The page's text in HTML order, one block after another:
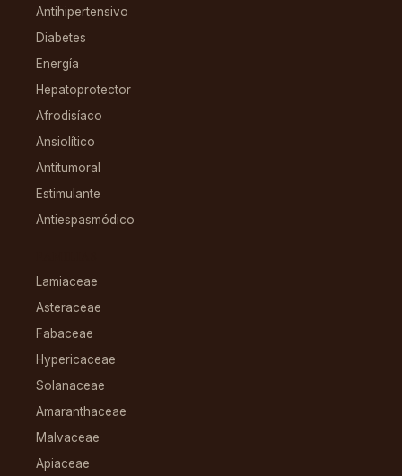
Antihipertensivo
Diabetes
Energía
Hepatoprotector
Afrodisíaco
Ansiolítico
Antitumoral
Estimulante
Antiespasmódico
Lamiaceae
Asteraceae
Fabaceae
Hypericaceae
Solanaceae
Amaranthaceae
Malvaceae
Apiaceae